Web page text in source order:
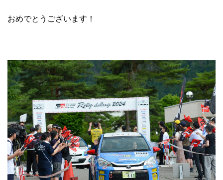
おめでとうございます！